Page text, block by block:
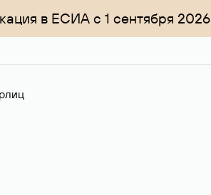
в ЕСИА с 1 сентября 2026